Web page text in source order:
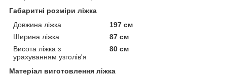
Габаритні розміри ліжка
Довжина ліжка
197 см
Ширина ліжка
87 см
Висота ліжка з
урахуванням узголів'я
80 см
Матеріал виготовлення ліжка